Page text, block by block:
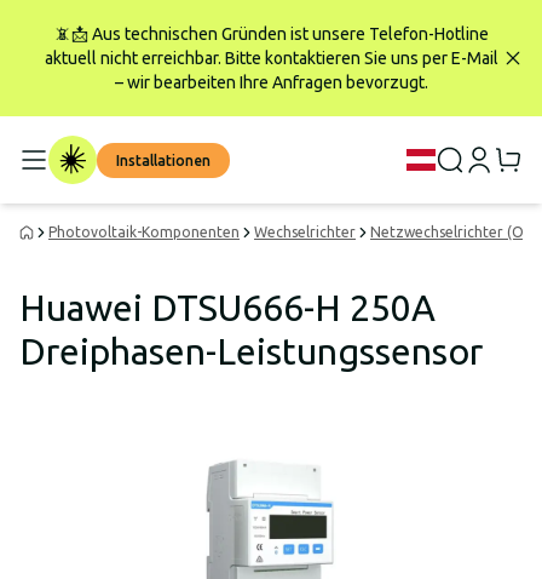
📵📩 Aus technischen Gründen ist unsere Telefon-Hotline
aktuell nicht erreichbar. Bitte kontaktieren Sie uns per E-Mail
– wir bearbeiten Ihre Anfragen bevorzugt.
Installationen
Photovoltaik-Komponenten Wechselrichter Netzwechselrichter (On-
Huawei DTSU666-H 250A
Dreiphasen-Leistungssensor